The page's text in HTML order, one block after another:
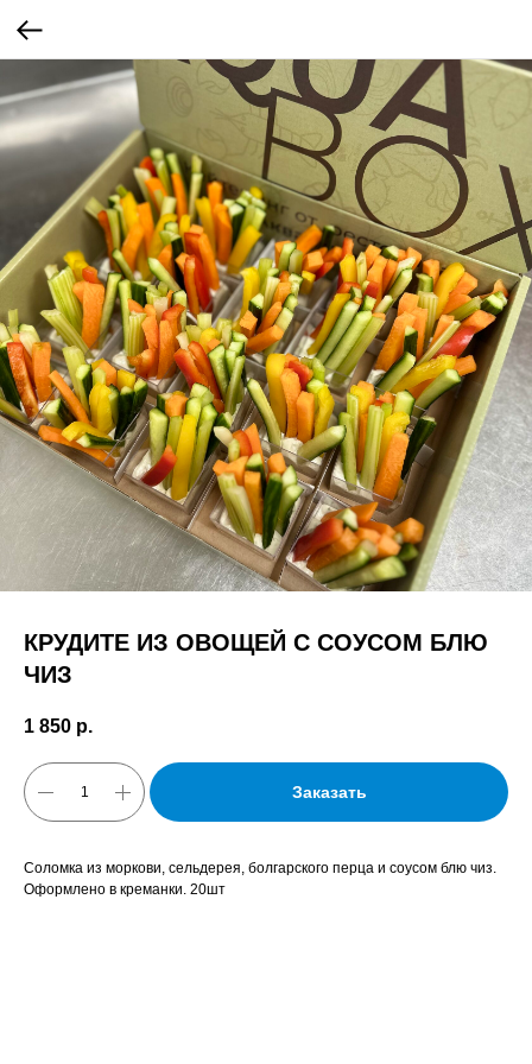
КРУДИТЕ ИЗ ОВОЩЕЙ С СОУСОМ БЛЮ
ЧИЗ
1 850 р.
Заказать
Соломка из моркови, сельдерея, болгарского перца и соусом блю чиз.
Оформлено в креманки. 20шт